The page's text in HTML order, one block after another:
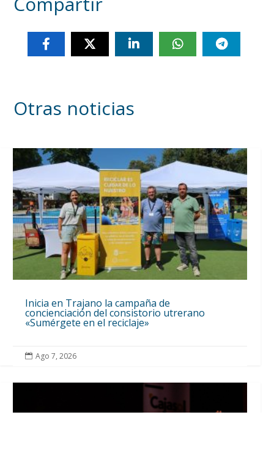
Otras noticias
Inicia en Trajano la campaña de
concienciación del consistorio utrerano
«Sumérgete en el reciclaje»
 Ago 7, 2026